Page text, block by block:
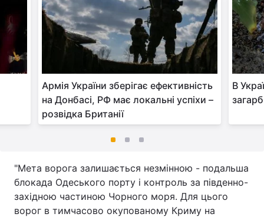
Армія України зберігає ефективність
на Донбасі, РФ має локальні успіхи –
розвідка Британії
В
"Мета ворога залишається незмінною - подальша
блокада Одеського порту і контроль за південно-
західною частиною Чорного моря. Для цього
ворог в тимчасово окупованому Криму на